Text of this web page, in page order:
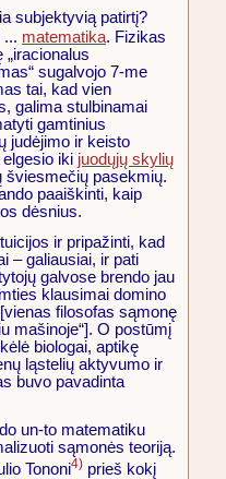
subjektyvią patirtį?
... matematika. Fizikas
„iracionalus
sugalvojo 7-me
tai, kad vien
galima stulbinamai
gamtinius
judėjimo ir keisto
iki juodųjų skylių
šviesmečių pasekmių.
paaiškinti, kaip
dėsnius.
ir pripažinti, kad
– galiausiai, ir pati
galvose brendo jau
klausimai domino
filosofas sąmonę
mašinoje“]. O postūmį
biologai, aptikę
ląstelių aktyvumo ir
buvo pavadinta
un-to matematiku
sąmonės teoriją.
Tononi4) prieš kokį